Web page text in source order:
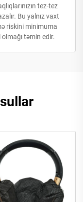
tez-tez
Bu yalnız vaxt
riskini minimuma
təmin edir.